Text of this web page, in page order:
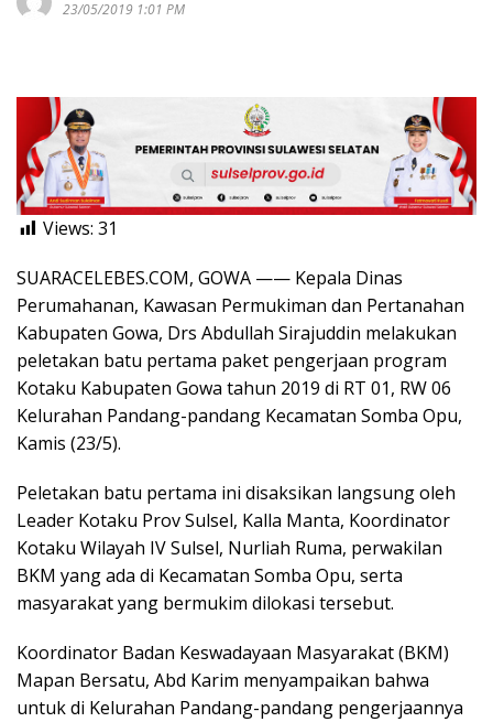
23/05/2019 1:01 PM
Views: 31
SUARACELEBES.COM, GOWA —— Kepala Dinas
Perumahanan, Kawasan Permukiman dan Pertanahan
Kabupaten Gowa, Drs Abdullah Sirajuddin melakukan
peletakan batu pertama paket pengerjaan program
Kotaku Kabupaten Gowa tahun 2019 di RT 01, RW 06
Kelurahan Pandang-pandang Kecamatan Somba Opu,
Kamis (23/5).
Peletakan batu pertama ini disaksikan langsung oleh
Leader Kotaku Prov Sulsel, Kalla Manta, Koordinator
Kotaku Wilayah IV Sulsel, Nurliah Ruma, perwakilan
BKM yang ada di Kecamatan Somba Opu, serta
masyarakat yang bermukim dilokasi tersebut.
Koordinator Badan Keswadayaan Masyarakat (BKM)
Mapan Bersatu, Abd Karim menyampaikan bahwa
untuk di Kelurahan Pandang-pandang pengerjaannya